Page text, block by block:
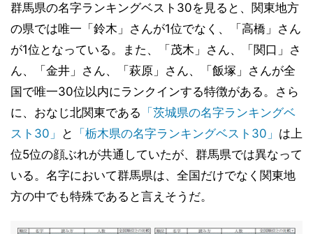
群馬県の名字ランキングベスト30を見ると、関東地方
の県では唯一「鈴木」さんが1位でなく、「高橋」さん
が1位となっている。また、「茂木」さん、「関口」さ
ん、「金井」さん、「萩原」さん、「飯塚」さんが全
国で唯一30位以内にランクインする特徴がある。さら
に、おなじ北関東である 「茨城県の名字ランキングベ
スト30」
と 「栃木県の名字ランキングベスト30」 は上
位5位の顔ぶれが共通していたが、群馬県では異なって
いる。名字において群馬県は、全国だけでなく関東地
方の中でも特殊であると言えそうだ。